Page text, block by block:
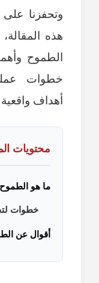
وتحفزنا
هذه
الطموح
خطوات
أهداف
محتويات
ما هو
خطوات
أقوال عن